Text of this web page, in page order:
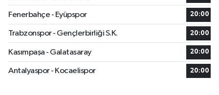
Fenerbahçe - Eyüpspor 20:00
Trabzonspor - Gençlerbirliği S.K. 20:00
Kasımpaşa - Galatasaray 20:00
Antalyaspor - Kocaelispor 20:00